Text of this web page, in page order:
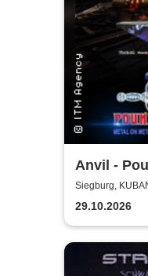
Anvil -
Tour
Siegburg,
29.10.2026